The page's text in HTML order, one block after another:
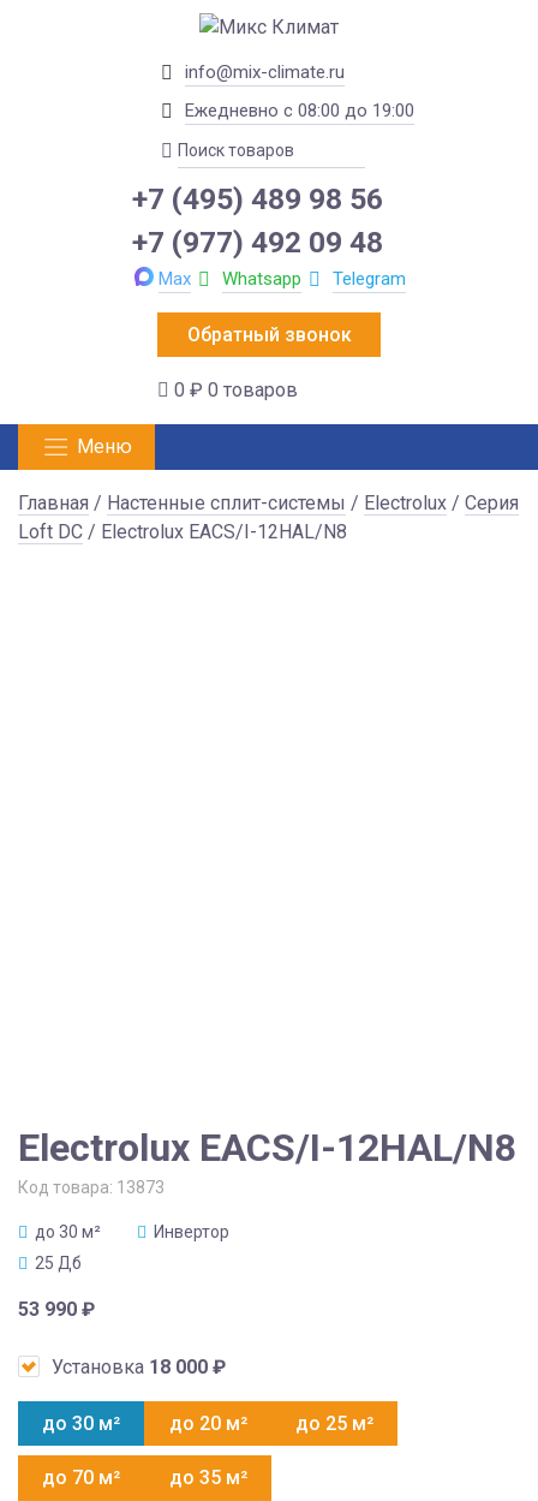
info@mix-climate.ru
Ежедневно с 08:00 до 19:00
+7 (495) 489 98 56
+7 (977) 492 09 48
Max Whatsapp Telegram
Обратный звонок
0 ₽ 0 товаров
Меню
Главная / Настенные сплит-системы / Electrolux / Серия
Loft DC / Electrolux EACS/I-12HAL/N8
Electrolux EACS/I-12HAL/N8
Код товара: 13873
до 30 м²
Инвертор
25 Дб
53 990 ₽
Установка 18 000 ₽
до 30 м² до 20 м² до 25 м²
до 70 м² до 35 м²